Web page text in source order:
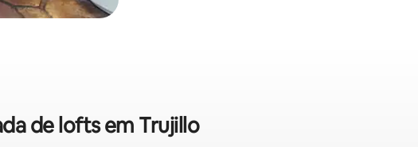
de lofts em Trujillo